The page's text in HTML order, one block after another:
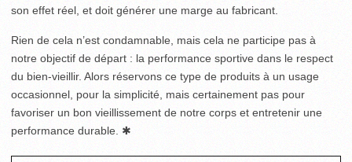
son effet réel, et doit générer une marge au fabricant.
Rien de cela n’est condamnable, mais cela ne participe pas à
notre objectif de départ : la performance sportive dans le respect
du bien-vieillir. Alors réservons ce type de produits à un usage
occasionnel, pour la simplicité, mais certainement pas pour
favoriser un bon vieillissement de notre corps et entretenir une
performance durable. ✱